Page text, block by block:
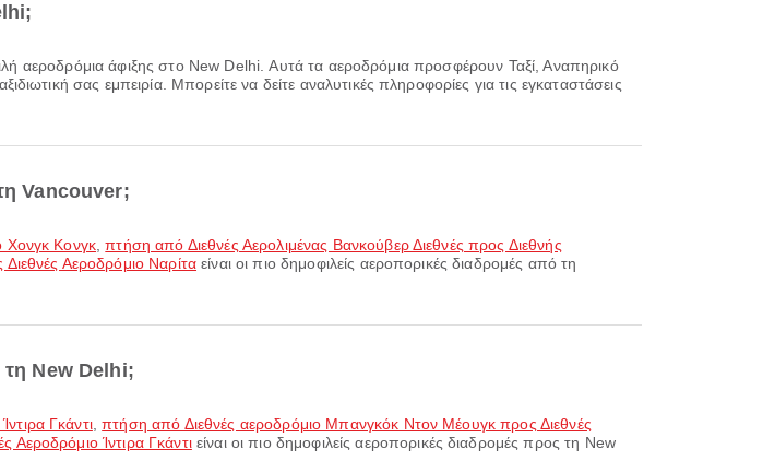
αεροδρόμια άφιξης στο New Delhi. Αυτά τα αεροδρόμια προσφέρουν Ταξί, Αναπηρικό
σας εμπειρία. Μπορείτε να δείτε αναλυτικές πληροφορίες για τις εγκαταστάσεις
Vancouver;
Χονγκ Κονγκ ,πτήση από Διεθνές Αερολιμένας Βανκούβερ Διεθνές προς Διεθνής
Αεροδρόμιο Ναρίτα είναι οι πιο δημοφιλείς αεροπορικές διαδρομές από τη
τη New Delhi;
Γκάντι,πτήση από Διεθνές αεροδρόμιο Μπανγκόκ Ντον Μέουγκ προς Διεθνές
Ίντιρα Γκάντιείναι οι πιο δημοφιλείς αεροπορικές διαδρομές προς τη New